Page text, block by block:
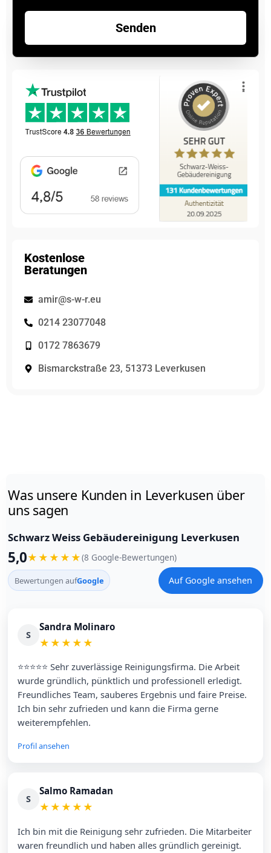
Senden
Kostenlose
Beratungen
amir@s-w-r.eu
0214 23077048
0172 7863679
Bismarckstraße 23, 51373 Leverkusen
Was unsere Kunden in Leverkusen über
uns sagen
Schwarz Weiss Gebäudereinigung Leverkusen
5,0★ ★ ★ ★ ★(8 Google-Bewertungen)
Bewertungen aufGoogle Auf Google ansehen
S
Sandra Molinaro
★ ★ ★ ★ ★
⭐⭐⭐⭐⭐ Sehr zuverlässige Reinigungsfirma. Die Arbeit
wurde gründlich, pünktlich und professionell erledigt.
Freundliches Team, sauberes Ergebnis und faire Preise.
Ich bin sehr zufrieden und kann die Firma gerne
weiterempfehlen.
Profil ansehen
S
Salmo Ramadan
★ ★ ★ ★ ★
Ich bin mit die Reinigung sehr zufrieden. Die Mitarbeiter
waren freundlich und haben alles gründlich gereinigt.